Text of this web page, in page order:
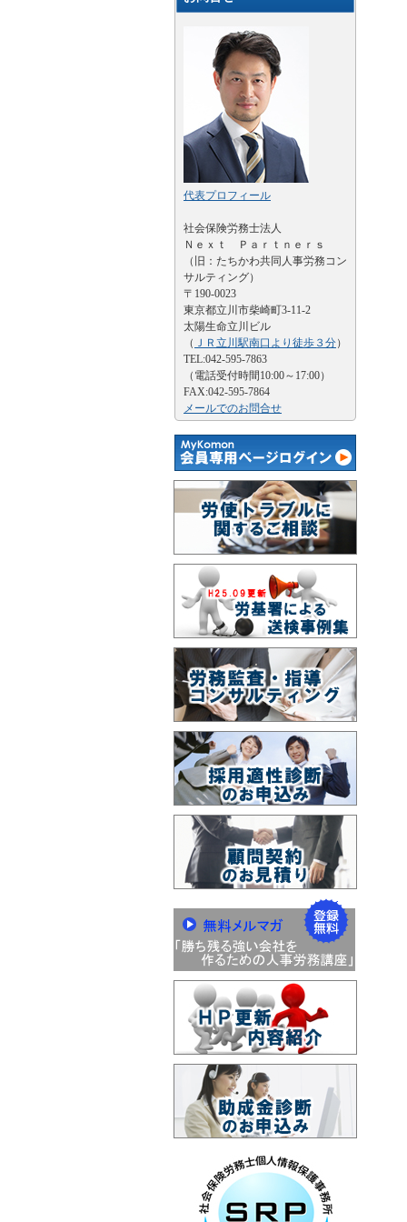
代表プロフィール
社会保険労務士法人
Ｎｅｘｔ Ｐａｒｔｎｅｒｓ
（旧：たちかわ共同人事労務コン
サルティング）
〒190-0023
東京都立川市柴崎町3-11-2
太陽生命立川ビル
（ ＪＲ立川駅南口より徒歩３分）
TEL:042-595-7863
（電話受付時間10:00～17:00）
FAX:042-595-7864
メールでのお問合せ